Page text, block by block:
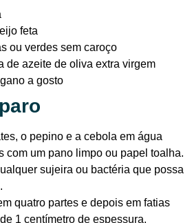
feta
ou verdes sem caroço
de azeite de oliva extra virgem
a gosto
o pepino e a cebola em água
com um pano limpo ou papel toalha.
sujeira ou bactéria que possa
quatro partes e depois em fatias
1 centímetro de espessura.